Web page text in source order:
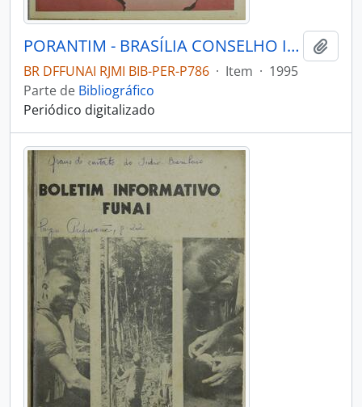
PORANTIM - BRASÍLIA CONSELHO INDIGENISTA MISSIONÁRIO - 1995 - Nº172
BR DFFUNAI RJMI BIB-PER-P786 · Item · 1995
Parte de Bibliográfico
Periódico digitalizado